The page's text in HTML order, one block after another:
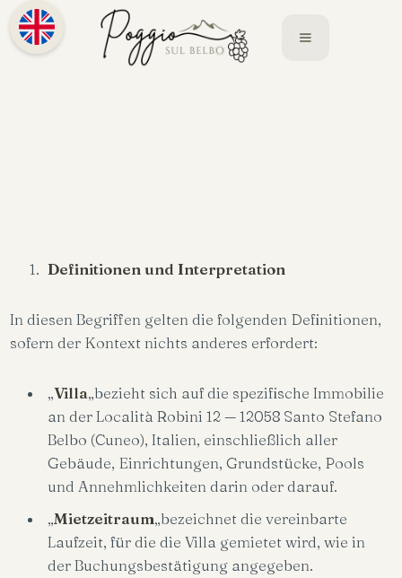
Definitionen und Interpretation
In diesen Begriffen gelten die folgenden Definitionen,
sofern der Kontext nichts anderes erfordert:
„Villa„bezieht sich auf die spezifische Immobilie
an der Località Robini 12 — 12058 Santo Stefano
Belbo (Cuneo), Italien, einschließlich aller
Gebäude, Einrichtungen, Grundstücke, Pools
und Annehmlichkeiten darin oder darauf.
„Mietzeitraum„bezeichnet die vereinbarte
Laufzeit, für die die Villa gemietet wird, wie in
der Buchungsbestätigung angegeben.